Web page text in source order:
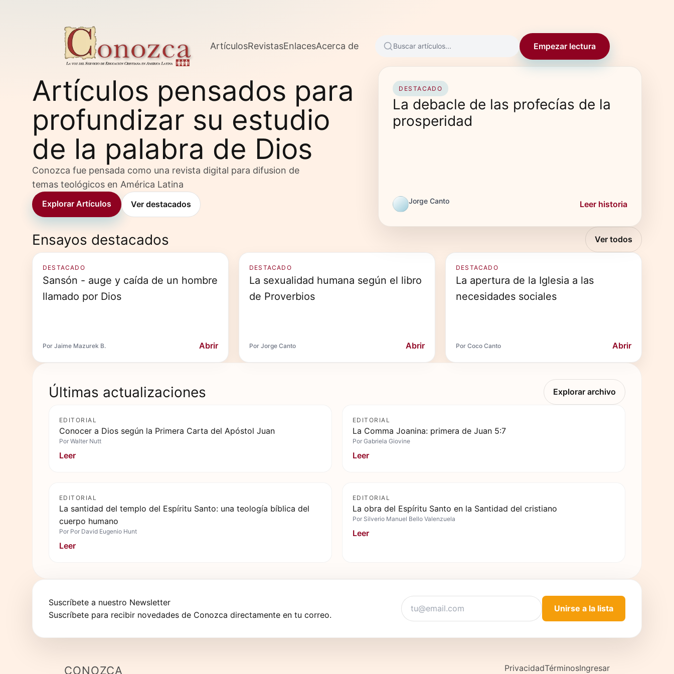
ArtículosRevistasEnlacesAcerca de Buscar artículos... Empezar lectura
Artículos pensados para
profundizar su estudio
de la palabra de Dios
Conozca fue pensada como una revista digital para difusion de
temas teológicos en América Latina
Explorar Artículos Ver destacados
DESTACADO
La debacle de las profecías de la
prosperidad
Jorge Canto Leer historia
Ensayos destacados Ver todos
DESTACADO
Sansón - auge y caída de un hombre
llamado por Dios
Por Jaime Mazurek B. Abrir
DESTACADO
La sexualidad humana según el libro
de Proverbios
Por Jorge Canto Abrir
DESTACADO
La apertura de la Iglesia a las
necesidades sociales
Por Coco Canto Abrir
Últimas actualizaciones Explorar archivo
EDITORIAL
Conocer a Dios según la Primera Carta del Apóstol Juan
Por Walter Nutt
Leer
EDITORIAL
La Comma Joanina: primera de Juan 5:7
Por Gabriela Giovine
Leer
EDITORIAL
La santidad del templo del Espíritu Santo: una teología bíblica del
cuerpo humano
Por Por David Eugenio Hunt
Leer
EDITORIAL
La obra del Espíritu Santo en la Santidad del cristiano
Por Silverio Manuel Bello Valenzuela
Leer
Suscríbete a nuestro Newsletter
Suscríbete para recibir novedades de Conozca directamente en tu correo.
Unirse a la lista
CONOZCA PrivacidadTérminosIngresar